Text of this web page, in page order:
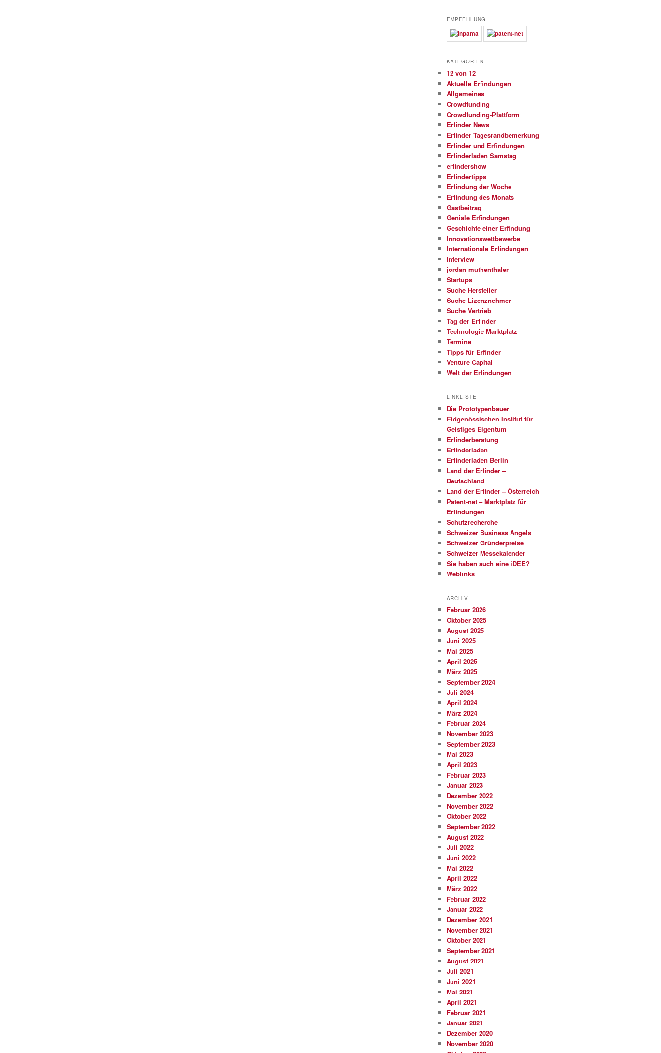
EMPFEHLUNG
KATEGORIEN
12 von 12
Aktuelle Erfindungen
Allgemeines
Crowdfunding
Crowdfunding-Plattform
Erfinder News
Erfinder Tagesrandbemerkung
Erfinder und Erfindungen
Erfinderladen Samstag
erfindershow
Erfindertipps
Erfindung der Woche
Erfindung des Monats
Gastbeitrag
Geniale Erfindungen
Geschichte einer Erfindung
Innovationswettbewerbe
Internationale Erfindungen
Interview
jordan muthenthaler
Startups
Suche Hersteller
Suche Lizenznehmer
Suche Vertrieb
Tag der Erfinder
Technologie Marktplatz
Termine
Tipps für Erfinder
Venture Capital
Welt der Erfindungen
LINKLISTE
Die Prototypenbauer
Eidgenössischen Institut für
Geistiges Eigentum
Erfinderberatung
Erfinderladen
Erfinderladen Berlin
Land der Erfinder –
Deutschland
Land der Erfinder – Österreich
Patent-net – Marktplatz für
Erfindungen
Schutzrecherche
Schweizer Business Angels
Schweizer Gründerpreise
Schweizer Messekalender
Sie haben auch eine iDEE?
Weblinks
ARCHIV
Februar 2026
Oktober 2025
August 2025
Juni 2025
Mai 2025
April 2025
März 2025
September 2024
Juli 2024
April 2024
März 2024
Februar 2024
November 2023
September 2023
Mai 2023
April 2023
Februar 2023
Januar 2023
Dezember 2022
November 2022
Oktober 2022
September 2022
August 2022
Juli 2022
Juni 2022
Mai 2022
April 2022
März 2022
Februar 2022
Januar 2022
Dezember 2021
November 2021
Oktober 2021
September 2021
August 2021
Juli 2021
Juni 2021
Mai 2021
April 2021
Februar 2021
Januar 2021
Dezember 2020
November 2020